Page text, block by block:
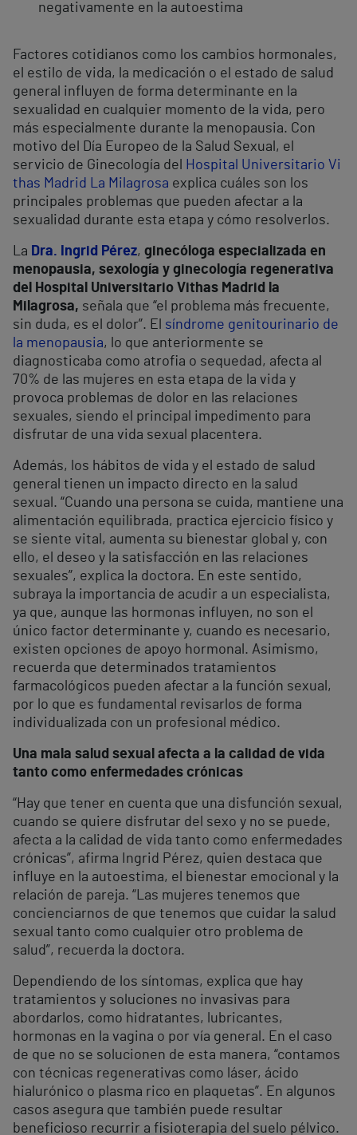
negativamente en la autoestima
Factores cotidianos como los cambios hormonales,
el estilo de vida, la medicación o el estado de salud
general influyen de forma determinante en la
sexualidad en cualquier momento de la vida, pero
más especialmente durante la menopausia. Con
motivo del Día Europeo de la Salud Sexual, el
servicio de Ginecología del
Hospital Universitario Vi
thas Madrid La Milagrosa explica cuáles son los
principales problemas que pueden afectar a la
sexualidad durante esta etapa y cómo resolverlos.
La Dra. Ingrid Pérez, ginecóloga especializada en
menopausia, sexología y ginecología regenerativa
del Hospital Universitario Vithas Madrid la
Milagrosa, señala que “el problema más frecuente,
sin duda, es el dolor”. El síndrome genitourinario de
la menopausia, lo que anteriormente se
diagnosticaba como atrofia o sequedad, afecta al
70% de las mujeres en esta etapa de la vida y
provoca problemas de dolor en las relaciones
sexuales, siendo el principal impedimento para
disfrutar de una vida sexual placentera.
Además, los hábitos de vida y el estado de salud
general tienen un impacto directo en la salud
sexual. “Cuando una persona se cuida, mantiene una
alimentación equilibrada, practica ejercicio físico y
se siente vital, aumenta su bienestar global y, con
ello, el deseo y la satisfacción en las relaciones
sexuales”, explica la doctora. En este sentido,
subraya la importancia de acudir a un especialista,
ya que, aunque las hormonas influyen, no son el
único factor determinante y, cuando es necesario,
existen opciones de apoyo hormonal. Asimismo,
recuerda que determinados tratamientos
farmacológicos pueden afectar a la función sexual,
por lo que es fundamental revisarlos de forma
individualizada con un profesional médico.
Una mala salud sexual afecta a la calidad de vida
tanto como enfermedades crónicas
“Hay que tener en cuenta que una disfunción sexual,
cuando se quiere disfrutar del sexo y no se puede,
afecta a la calidad de vida tanto como enfermedades
crónicas”, afirma Ingrid Pérez, quien destaca que
influye en la autoestima, el bienestar emocional y la
relación de pareja. “Las mujeres tenemos que
concienciarnos de que tenemos que cuidar la salud
sexual tanto como cualquier otro problema de
salud”, recuerda la doctora.
Dependiendo de los síntomas, explica que hay
tratamientos y soluciones no invasivas para
abordarlos, como hidratantes, lubricantes,
hormonas en la vagina o por vía general. En el caso
de que no se solucionen de esta manera, “contamos
con técnicas regenerativas como láser, ácido
hialurónico o plasma rico en plaquetas”. En algunos
casos asegura que también puede resultar
beneficioso recurrir a fisioterapia del suelo pélvico.